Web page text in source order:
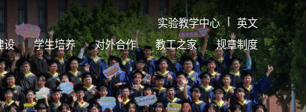
实验教学中心 |
英文
设 学生培养 对外合作 教工之家 规章制度